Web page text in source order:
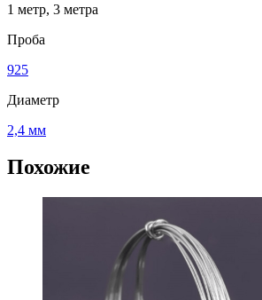
1 метр, 3 метра
Проба
925
Диаметр
2,4 мм
Похожие